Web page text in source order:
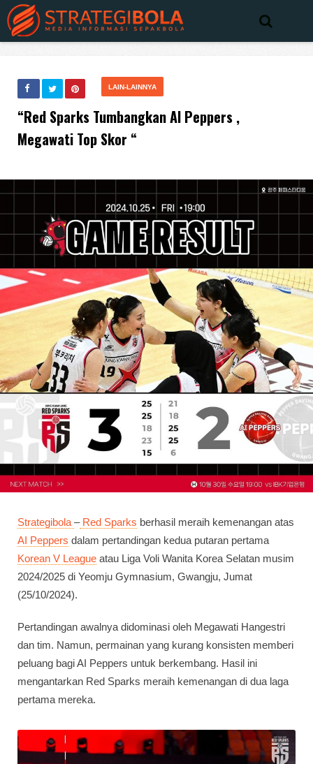
LAIN-LAINNYA
“Red Sparks Tumbangkan AI Peppers ,
Megawati Top Skor “
Strategibola –Red Sparks berhasil meraih kemenangan atas
AI Peppers dalam pertandingan kedua putaran pertama
Korean V League atau Liga Voli Wanita Korea Selatan musim
2024/2025 di Yeomju Gymnasium, Gwangju, Jumat
(25/10/2024).
Pertandingan awalnya didominasi oleh Megawati Hangestri
dan tim. Namun, permainan yang kurang konsisten memberi
peluang bagi AI Peppers untuk berkembang. Hasil ini
mengantarkan Red Sparks meraih kemenangan di dua laga
pertama mereka.